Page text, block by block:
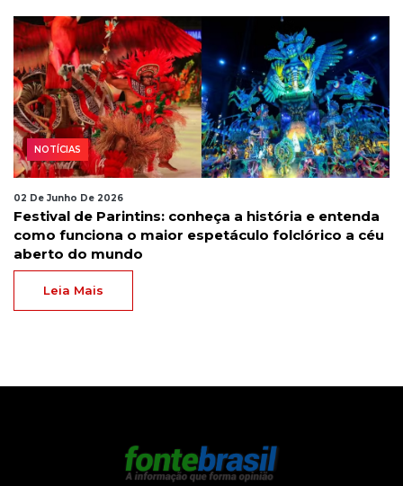
NOTÍCIAS
02 De Junho De 2026
Festival de Parintins: conheça a história e entenda
como funciona o maior espetáculo folclórico a céu
aberto do mundo
Leia Mais